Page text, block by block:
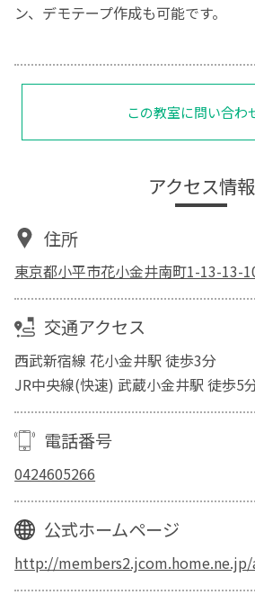
ン、デモテープ作成も可能です。
この教室に問い合わ
アクセス情報
住所
東京都小平市花小金井南町1-13-13-
交通アクセス
西武新宿線 花小金井駅 徒歩3分
JR中央線(快速) 武蔵小金井駅 徒歩5
電話番号
0424605266
公式ホームページ
http://